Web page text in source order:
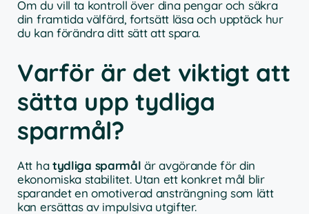
Om du vill ta kontroll över dina pengar och säkra
din framtida välfärd, fortsätt läsa och upptäck hur
du kan förändra ditt sätt att spara.
Varför är det viktigt att
sätta upp tydliga
sparmål?
Att hatydliga sparmål är avgörande för din
ekonomiska stabilitet. Utan ett konkret mål blir
sparandet en omotiverad ansträngning som lätt
kan ersättas av impulsiva utgifter.